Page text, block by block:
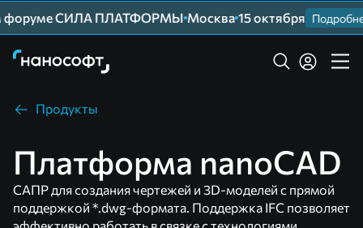
СИЛА ПЛАТФОРМЫ Москва 15 октября Подробнее
Продукты
Платформа nanoCAD
САПР для создания чертежей и 3D-моделей с прямой
поддержкой *.dwg-формата. Поддержка IFC позволяет
эффективно работать в связке с технологиями